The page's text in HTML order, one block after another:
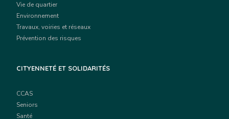
Vie de quartier
Environnement
Travaux, voiries et réseaux
Prévention des risques
CITYENNETÉ ET SOLIDARITÉS
CCAS
Seniors
Santé